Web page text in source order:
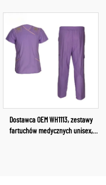
całkowicie sublimowane kiteliki z
krótkim rękawem, wykonane w
Chinach
Dostawca OEM WH1113, zestawy
fartuchów medycznych unisex,